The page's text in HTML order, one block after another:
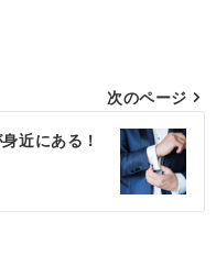
次のページ
近にある！